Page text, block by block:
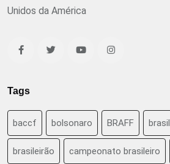
Unidos da América
Tags
baccf bolsonaro BRAFF brasil
brasileirão campeonato brasileiro